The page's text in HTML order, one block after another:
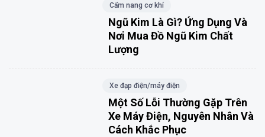
Cẩm nang cơ khí
Ngũ Kim Là Gì? Ứng Dụng Và
Nơi Mua Đồ Ngũ Kim Chất
Lượng
Xe đạp điện/máy điện
Một Số Lỗi Thường Gặp Trên
Xe Máy Điện, Nguyên Nhân Và
Cách Khắc Phục